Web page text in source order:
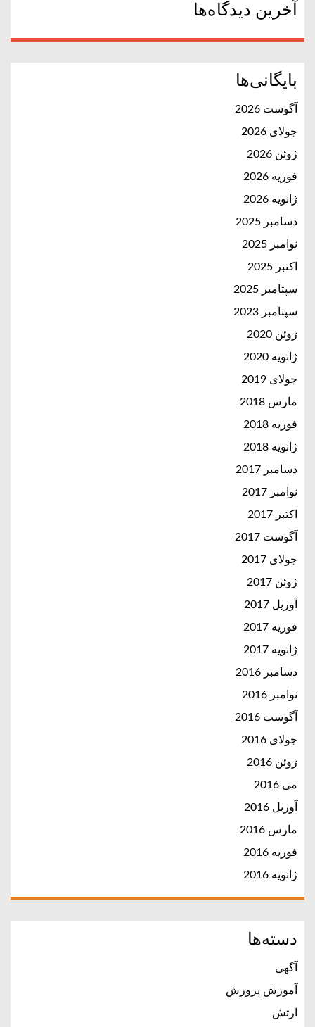
آخرین دیدگاه‌ها
بایگانی‌ها
آگوست 2026
جولای 2026
ژوئن 2026
فوریه 2026
ژانویه 2026
دسامبر 2025
نوامبر 2025
اکتبر 2025
سپتامبر 2025
سپتامبر 2023
ژوئن 2020
ژانویه 2020
جولای 2019
مارس 2018
فوریه 2018
ژانویه 2018
دسامبر 2017
نوامبر 2017
اکتبر 2017
آگوست 2017
جولای 2017
ژوئن 2017
آوریل 2017
فوریه 2017
ژانویه 2017
دسامبر 2016
نوامبر 2016
آگوست 2016
جولای 2016
ژوئن 2016
می 2016
آوریل 2016
مارس 2016
فوریه 2016
ژانویه 2016
دسته‌ها
آگهی
آموزش پرورش
ارتش